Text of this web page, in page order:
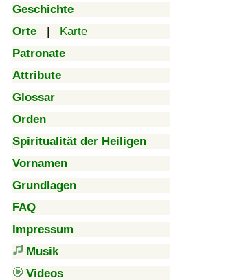
Geschichte
Orte | Karte
Patronate
Attribute
Glossar
Orden
Spiritualität der Heiligen
Vornamen
Grundlagen
FAQ
Impressum
Musik
Videos